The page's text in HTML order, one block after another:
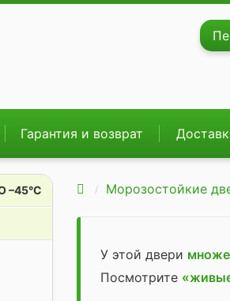
Гарантия и возврат
Морозостойкие
У этой двери
Посмотрите
–45°С